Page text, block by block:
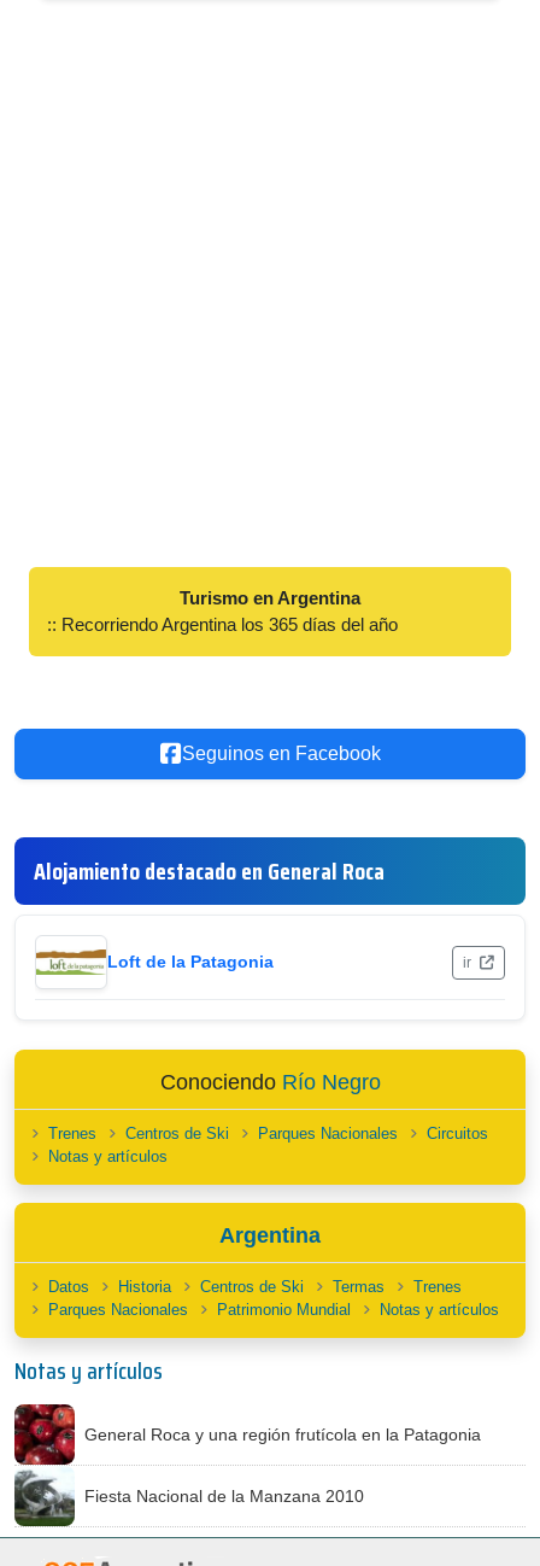
Turismo en Argentina
:: Recorriendo Argentina los 365 días del año
Seguinos en Facebook
Alojamiento destacado en General Roca
Loft de la Patagonia ir
Conociendo Río Negro
Trenes Centros de Ski Parques Nacionales
Circuitos
Notas y artículos
Argentina
Datos Historia Centros de Ski Termas
Trenes
Parques Nacionales
Patrimonio Mundial Notas y artículos
Notas y artículos
General Roca y una región frutícola en la Patagonia
Fiesta Nacional de la Manzana 2010